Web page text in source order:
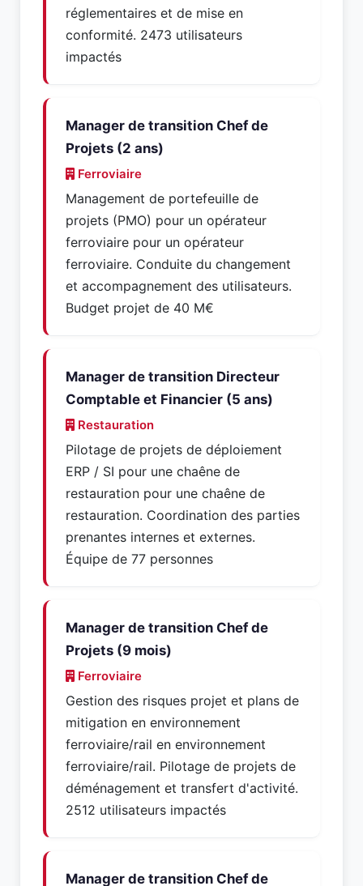
réglementaires et de mise en
conformité. 2473 utilisateurs
impactés
Manager de transition Chef de
Projets (2 ans)
Ferroviaire
Management de portefeuille de
projets (PMO) pour un opérateur
ferroviaire pour un opérateur
ferroviaire. Conduite du changement
et accompagnement des utilisateurs.
Budget projet de 40 M€
Manager de transition Directeur
Comptable et Financier (5 ans)
Restauration
Pilotage de projets de déploiement
ERP / SI pour une chaêne de
restauration pour une chaêne de
restauration. Coordination des parties
prenantes internes et externes.
Équipe de 77 personnes
Manager de transition Chef de
Projets (9 mois)
Ferroviaire
Gestion des risques projet et plans de
mitigation en environnement
ferroviaire/rail en environnement
ferroviaire/rail. Pilotage de projets de
déménagement et transfert d'activité.
2512 utilisateurs impactés
Manager de transition Chef de